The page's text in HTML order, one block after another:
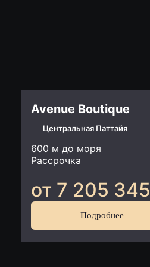
Avenue Boutique
Центральная Паттайя
600 м до моря
Рассрочка
от 7 205 345
Подробнее